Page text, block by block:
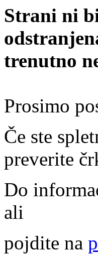
Strani ni
trenutno
Prosimo
Če ste
preverite
Do
ali
pojdite na